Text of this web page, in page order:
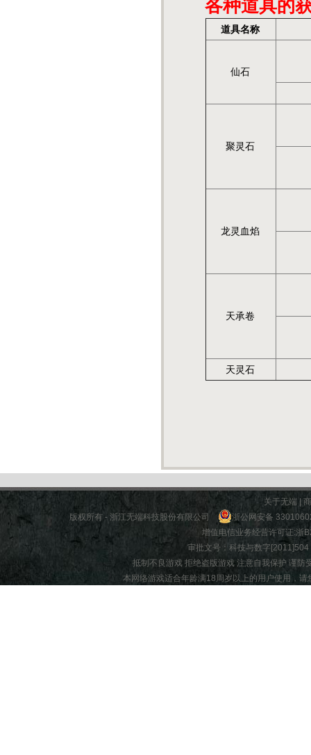
各种道具的
道具名称
仙石
聚灵石
龙灵血焰
天承卷
天灵石
关于无端 |
版权所有 - 浙江无端科技股份有限公司
浙公网安备
增值电信业务经营许可证:浙
审批文号：科技与数字
抵制不良游戏 拒绝盗版游戏 注意自我保护 谨
本网络游戏适合年龄满18周岁以上的用户使用，